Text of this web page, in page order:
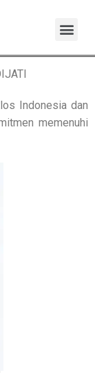
Indonesia dan
memenuhi